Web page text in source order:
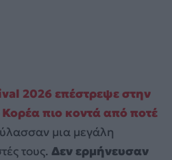
2026 επέστρεψε στην
πιο κοντά από ποτέ
μια μεγάλη
τους. Δεν ερμήνευσαν